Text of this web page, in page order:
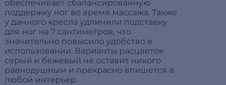
обеспечивает сбалансированную
поддержку ног во время массажа. Также
у данного кресла удлинили подставку
для ног на 7 сантиметров, что
значительно повысило удобство в
использовании. Варианты расцветок
серый и бежевый не оставит никого
равнодушным и прекрасно впишется в
любой интерьер.